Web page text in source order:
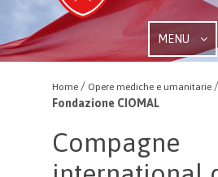
MENU
Home / Opere mediche e umanitarie /
Fondazione CIOMAL
Compagne